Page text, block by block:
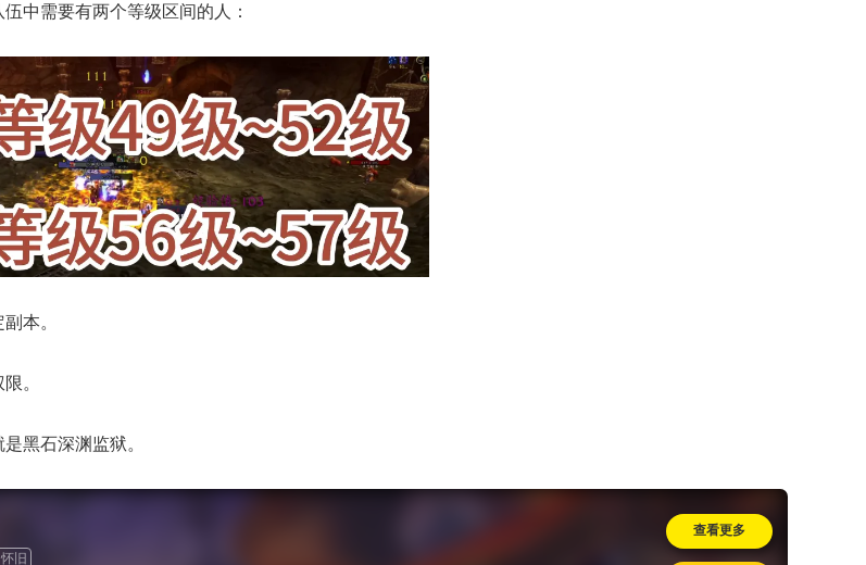
中需要有两个等级区间的人：
本。
。
黑石深渊监狱。
怀旧
查看更多